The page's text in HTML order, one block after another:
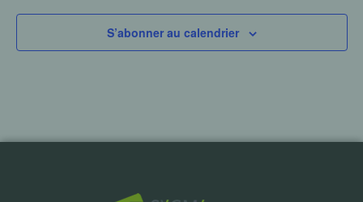
S’abonner au calendrier